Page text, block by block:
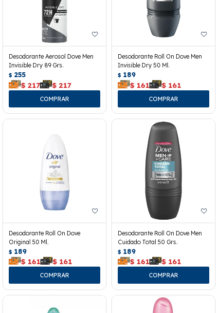
Desodorante Aerosol Dove Men
Invisible Dry 89 Grs.
$ 255
$ 217 $ 217
Desodorante Roll On Dove Men
Invisible Dry 50 Ml.
$ 189
$ 161 $ 161
Desodorante Roll On Dove
Original 50 Ml.
$ 189
$ 161 $ 161
Desodorante Roll On Dove Men
Cuidado Total 50 Grs.
$ 189
$ 161 $ 161